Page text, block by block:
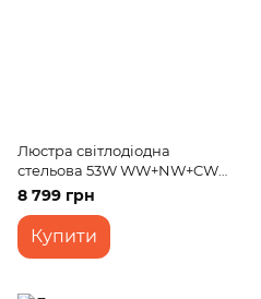
Люстра світлодіодна
стельова 53W WW+NW+CW
G (WBL-55C/3)
8 799 грн
Купити